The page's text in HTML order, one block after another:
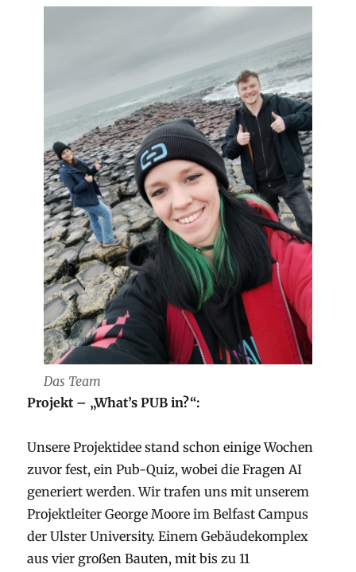
Das Team
Projekt – „What’s PUB in?“:
Unsere Projektidee stand schon einige Wochen
zuvor fest, ein Pub-Quiz, wobei die Fragen AI
generiert werden. Wir trafen uns mit unserem
Projektleiter George Moore im Belfast Campus
der Ulster University. Einem Gebäudekomplex
aus vier großen Bauten, mit bis zu 11